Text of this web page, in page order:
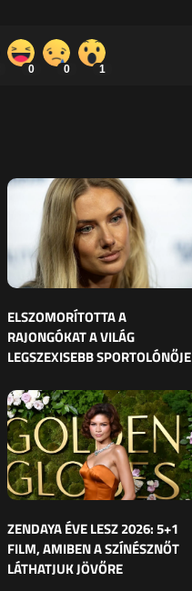
0 0 1
ELSZOMORÍTOTTA A
RAJONGÓKAT A VILÁG
LEGSZEXISEBB SPORTOLÓNŐJE
ZENDAYA ÉVE LESZ 2026: 5+1
FILM, AMIBEN A SZÍNÉSZNŐT
LÁTHATJUK JÖVŐRE